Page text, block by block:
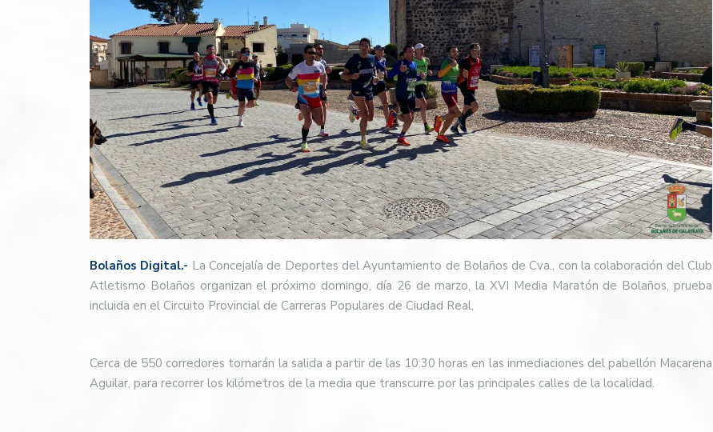
Bolaños Digital.- La Concejalía de Deportes del Ayuntamiento de Bolaños de Cva., con la colaboración del Club
Atletismo Bolaños organizan el próximo domingo, día 26 de marzo, la XVI Media Maratón de Bolaños, prueba
incluida en el Circuito Provincial de Carreras Populares de Ciudad Real.
Cerca de 550 corredores tomarán la salida a partir de las 10:30 horas en las inmediaciones del pabellón Macarena
Aguilar, para recorrer los kilómetros de la media que transcurre por las principales calles de la localidad.